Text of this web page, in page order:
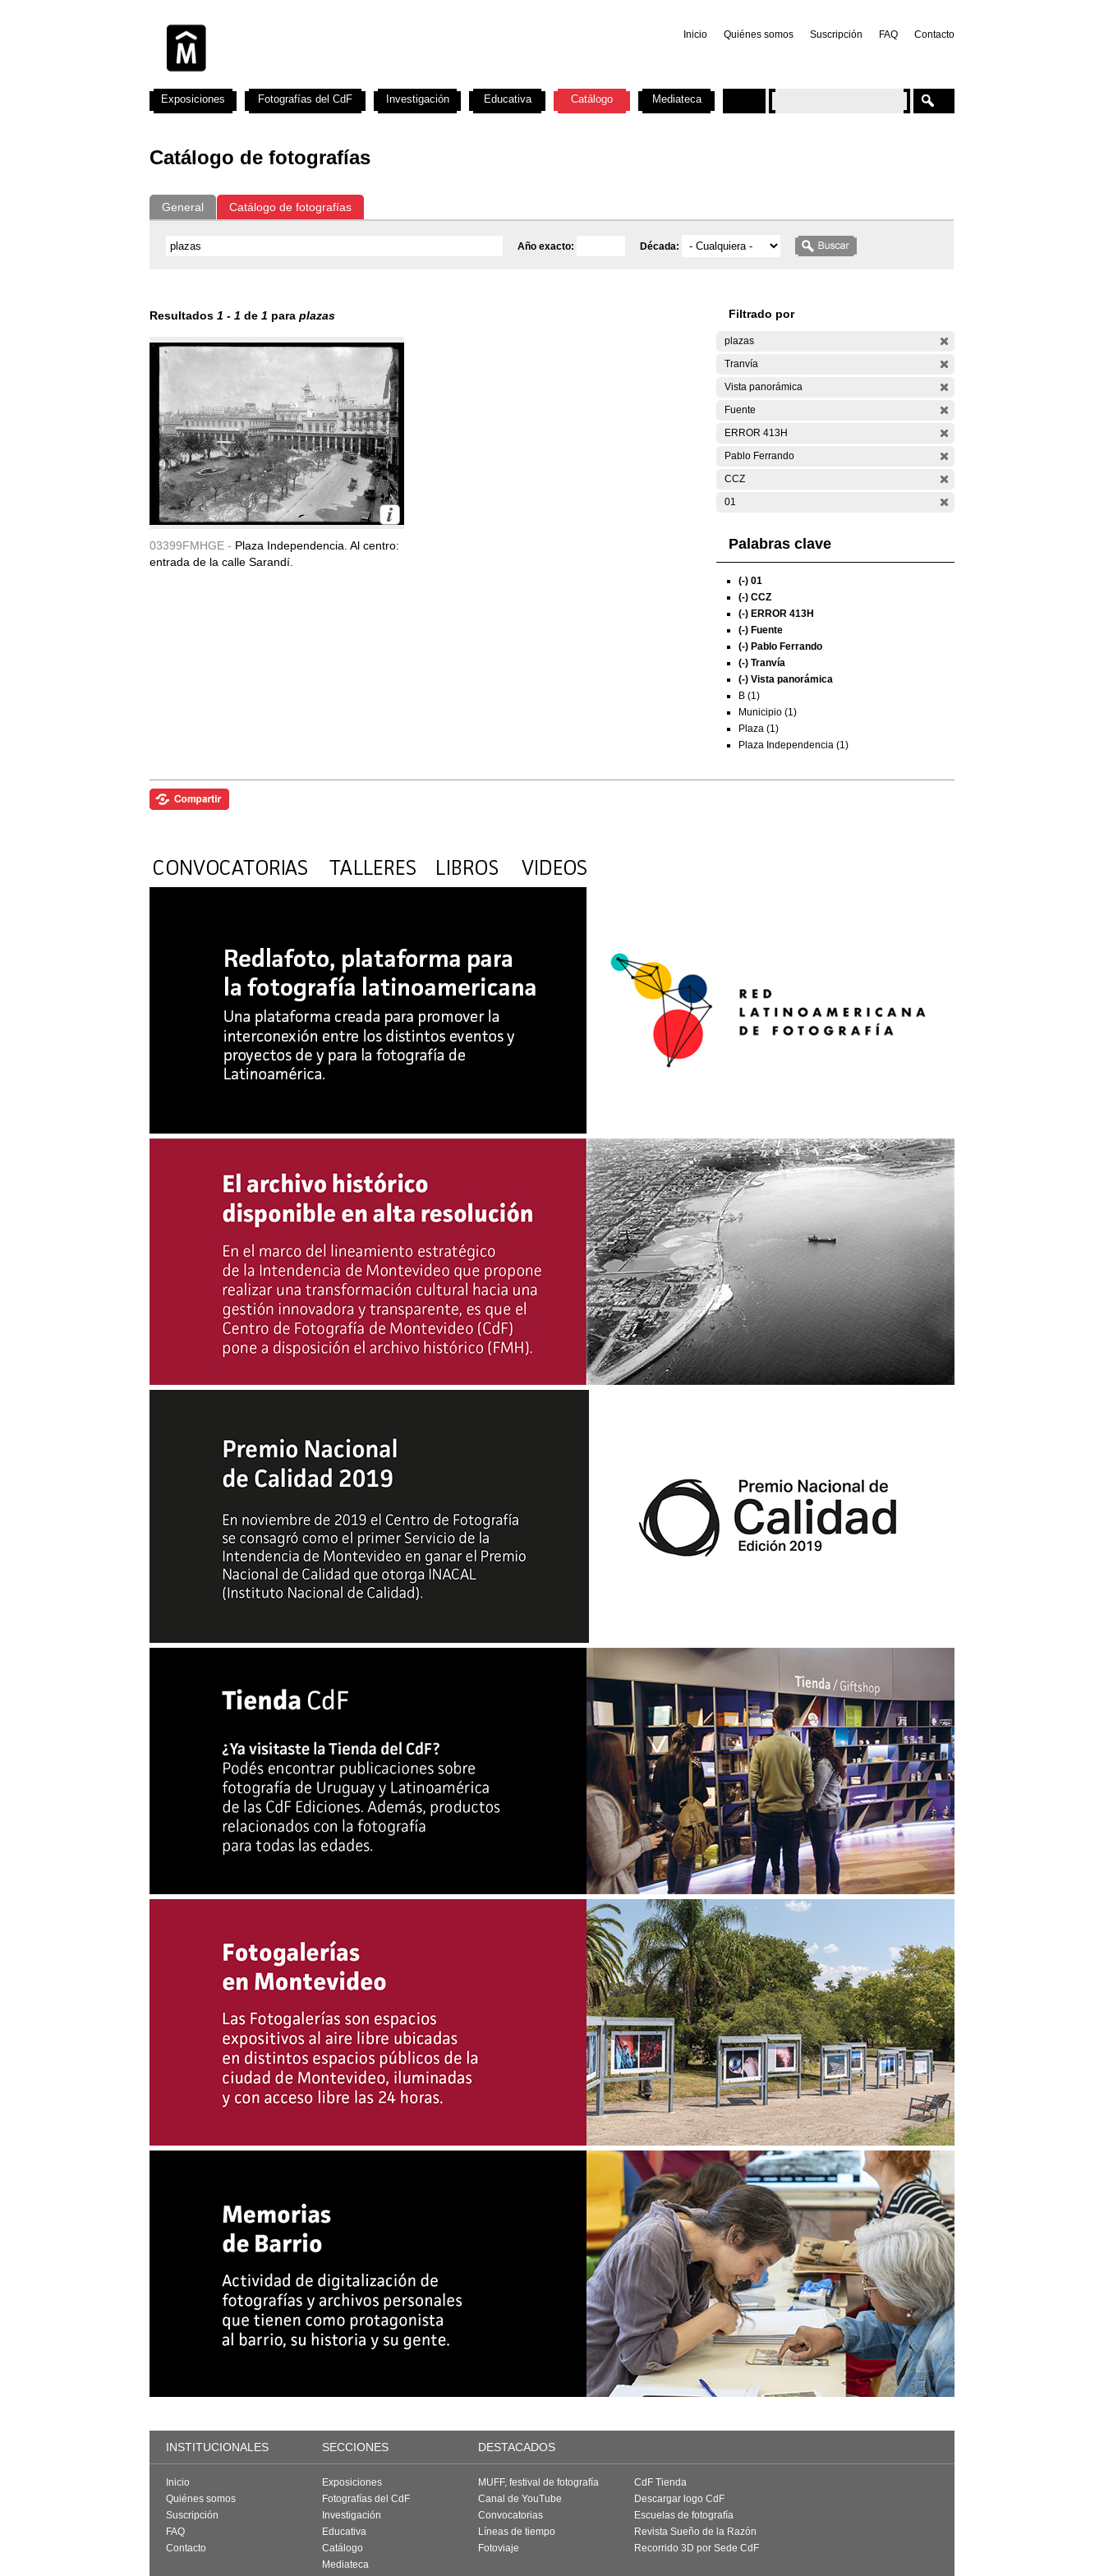
Inicio Quiénes somos Suscripción FAQ Contacto
Catálogo de fotografías
General Catálogo de fotografías
Año exacto: Década:
Resultados 1 - 1 de 1 para plazas
03399FMHGE - Plaza Independencia. Al centro:
entrada de la calle Sarandí.
Filtrado por
plazas
Tranvía
Vista panorámica
Fuente
ERROR 413H
Pablo Ferrando
CCZ
01
Palabras clave
(-) 01
(-) CCZ
(-) ERROR 413H
(-) Fuente
(-) Pablo Ferrando
(-) Tranvía
(-) Vista panorámica
B (1)
Municipio (1)
Plaza (1)
Plaza Independencia (1)
Exposiciones Fotografías del CdF Investigación Educativa Catálogo Mediateca
INSTITUCIONALES SECCIONES DESTACADOS
Inicio
Quiénes somos
Suscripción
FAQ
Contacto
Exposiciones
Fotografías del CdF
Investigación
Educativa
Catálogo
Mediateca
MUFF, festival de fotografía
Canal de YouTube
Convocatorias
Líneas de tiempo
Fotoviaje
CdF Tienda
Descargar logo CdF
Escuelas de fotografía
Revista Sueño de la Razón
Recorrido 3D por Sede CdF